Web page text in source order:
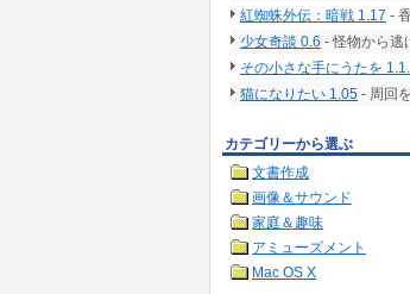
紅蜘蛛外伝：暗戦 1.17 -
少女奇談 0.6 - 怪物から逃
その小さな手にうたを
猫になりたい 1.05 - 周回
カテゴリーから選ぶ
文書作成
画像＆サウンド
家庭＆趣味
アミューズメント
Mac OS X